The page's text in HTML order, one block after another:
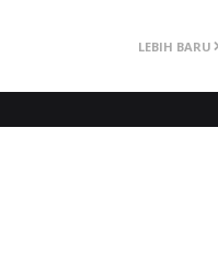
LEBIH BARU